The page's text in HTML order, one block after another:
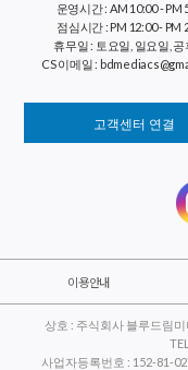
운영시간 : AM 10:00 - PM
점심시간 : PM 12:00 - PM
휴무일 : 토요일, 일요일, 공
CS 이메일 :
고객센터 연결
이용안내
상호 : 주식회사 블루드림
사업자등록번호 : 152-81-